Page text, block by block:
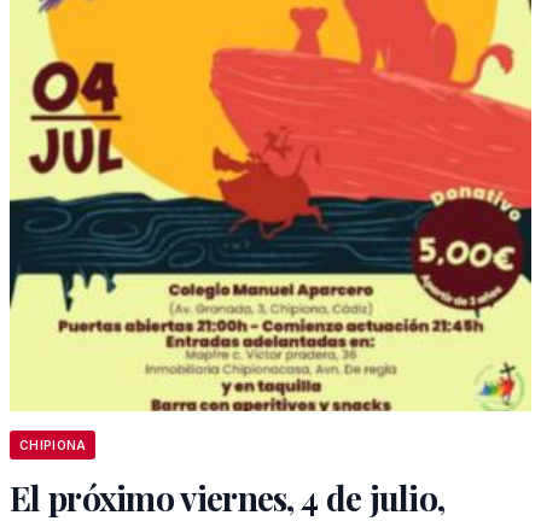
CHIPIONA
El próximo viernes, 4 de julio,